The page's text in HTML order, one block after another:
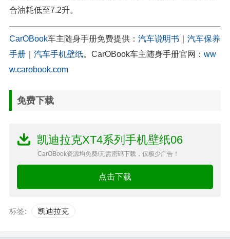
合油耗低至7.2升。
CarOBook车主随身手册免费提供： 汽车说明书
汽车保养
手册
汽车手机壁纸。CarOBook车主随身手册官网： ww
w.carobook.com
免费下载
凯迪拉克XT4系列手机壁纸06
CarOBook资源均免费/无需密码下载，仅极少广告！
点击下载
标签: 凯迪拉克